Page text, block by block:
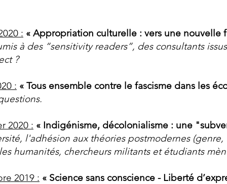
: « Appropriation culturelle : vers une nouvelle
à des “sensitivity readers”, des consultants
?
: « Tous ensemble contre le fascisme dans les
2020 : « Indigénisme, décolonialisme : une
l'adhésion aux théories postmodernes
humanités, chercheurs militants et étudiants
2019 : « Science sans conscience - Liberté